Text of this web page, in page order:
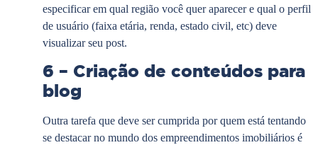
especificar em qual região você quer aparecer e qual o perfil
de usuário (faixa etária, renda, estado civil, etc) deve
visualizar seu post.
6 – Criação de conteúdos para
blog
Outra tarefa que deve ser cumprida por quem está tentando
se destacar no mundo dos empreendimentos imobiliários é